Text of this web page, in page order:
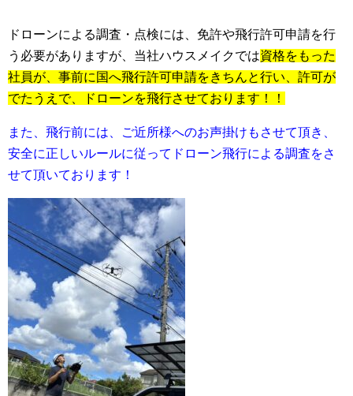
ドローンによる調査・点検には、免許や飛行許可申請を行
う必要がありますが、当社ハウスメイクでは資格をもった
社員が、事前に国へ飛行許可申請をきちんと行い、許可が
でたうえで、ドローンを飛行させております！！
また、飛行前には、ご近所様へのお声掛けもさせて頂き、
安全に正しいルールに従ってドローン飛行による調査をさ
せて頂いております！